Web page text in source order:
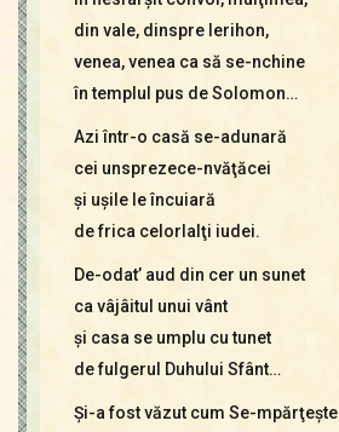
din vale, dinspre Ierihon,
venea, venea ca să se-nchine
în templul pus de Solomon…
Azi într-o casă se-adunară
cei unsprezece-nvăţăcei
şi uşile le încuiară
de frica celorlalţi iudei.
De-odat’ aud din cer un sunet
ca vâjâitul unui vânt
şi casa se umplu cu tunet
de fulgerul Duhului Sfânt…
Şi-a fost văzut cum Se-mpărţeşte